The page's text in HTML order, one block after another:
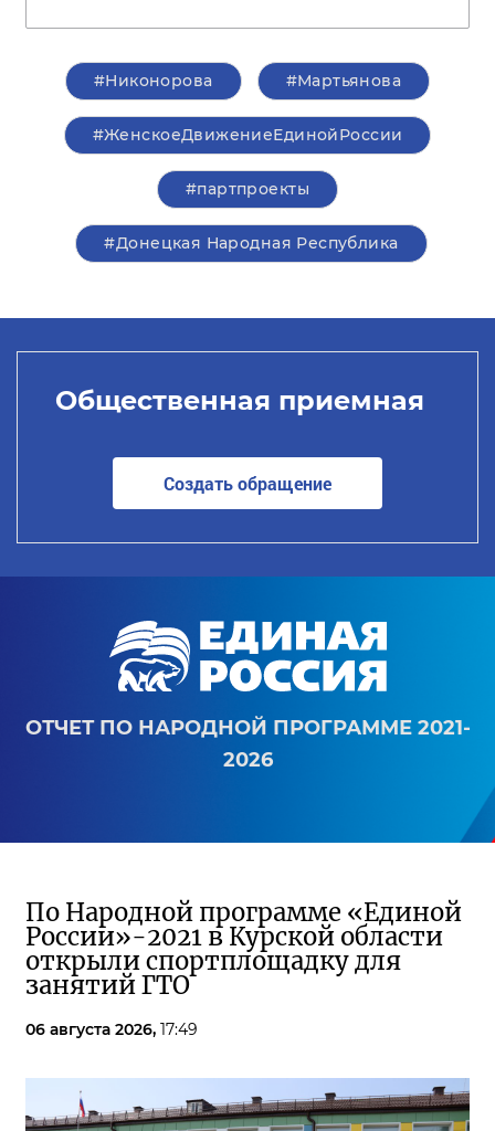
#Никонорова #Мартьянова
#ЖенскоеДвижениеЕдинойРоссии
#партпроекты
#Донецкая Народная Республика
Общественная приемная
Создать обращение
ОТЧЕТ ПО НАРОДНОЙ ПРОГРАММЕ 2021-
2026
По Народной программе «Единой
России»-2021 в Курской области
открыли спортплощадку для
занятий ГТО
06 августа 2026, 17:49